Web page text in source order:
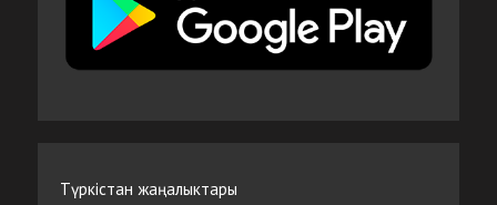
Түркістан жаңалыктары